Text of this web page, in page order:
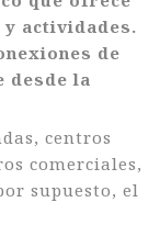
actividades.
de
desde la
centros
comerciales,
supuesto, el